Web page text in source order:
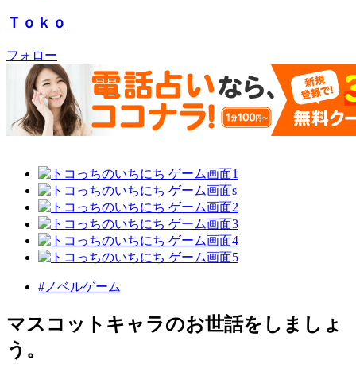
Ｔｏｋｏ
フォロー
#ノベルゲーム
マスコットキャラのお世話をしましょ
う。